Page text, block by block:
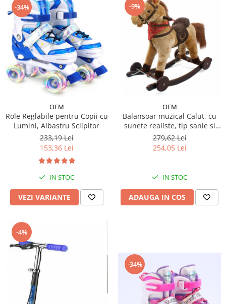
-34%
OEM
Role Reglabile pentru Copii cu
Lumini, Albastru Sclipitor
233,19 Lei
153,36 Lei
IN STOC
VEZI VARIANTE
-9%
OEM
Balansoar muzical Calut, cu
sunete realiste, tip sanie si
roti - Crem
279,62 Lei
254,05 Lei
IN STOC
ADAUGA IN COS
-4%
-34%